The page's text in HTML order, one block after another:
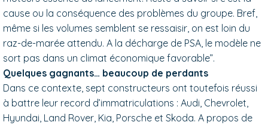
cause ou la conséquence des problèmes du groupe. Bref,
même si les volumes semblent se ressaisir, on est loin du
raz-de-marée attendu. A la décharge de PSA, le modèle ne
sort pas dans un climat économique favorable”.
Quelques gagnants… beaucoup de perdants
Dans ce contexte, sept constructeurs ont toutefois réussi
à battre leur record d’immatriculations : Audi, Chevrolet,
Hyundai, Land Rover, Kia, Porsche et Skoda. A propos de